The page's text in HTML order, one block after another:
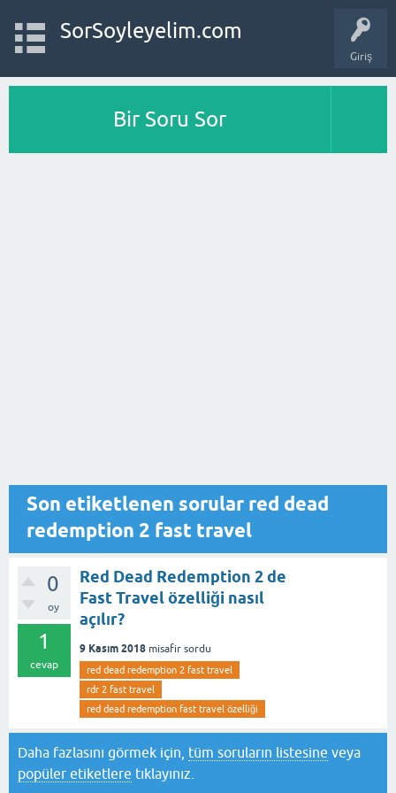
Giriş
SorSoyleyelim.com
Bir Soru Sor
Son etiketlenen sorular red dead
redemption 2 fast travel
0
oy
1
cevap
Red Dead Redemption 2 de
Fast Travel özelliği nasıl
açılır?
9 Kasım 2018 misafir sordu
red dead redemption 2 fast travel
rdr 2 fast travel
red dead redemption fast travel özelliği
Daha fazlasını görmek için, tüm soruların listesine veya
popüler etiketlere tıklayınız.